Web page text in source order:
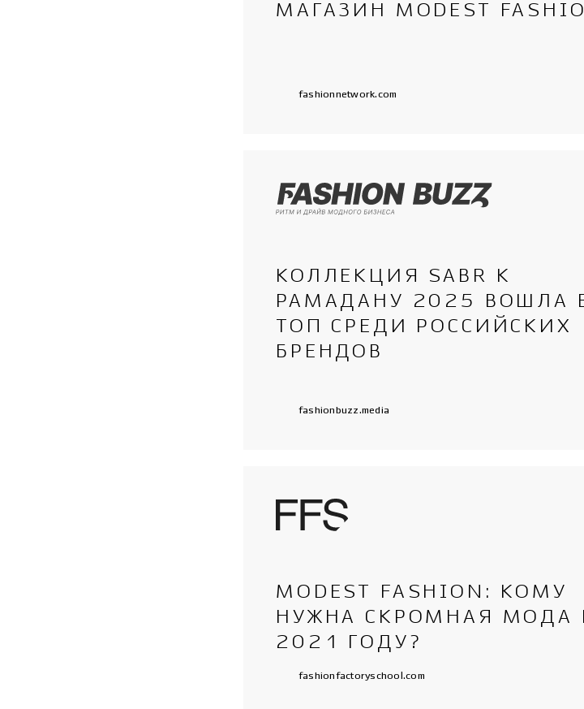
МАГАЗИН MODEST
fashionnetwork.com
КОЛЛЕКЦИЯ SABR К
РАМАДАНУ 2025 ВОШЛА
ТОП СРЕДИ РОССИЙСКИХ
БРЕНДОВ
fashionbuzz.media
MODEST FASHION: КОМУ
НУЖНА СКРОМНАЯ МОДА
2021 ГОДУ?
fashionfactoryschool.com